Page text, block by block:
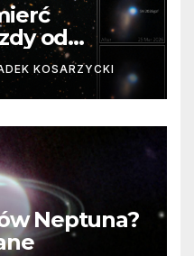
od
Niezwykle
KOSARZYCKI
Neptuna?